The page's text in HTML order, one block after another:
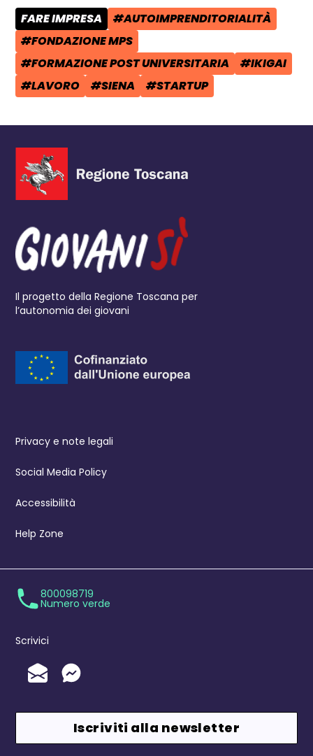
CATEGORIA POST:
FARE IMPRESA TAG:
#AUTOIMPRENDITORIALITÀ
TAG:
#FONDAZIONE MPS
TAG:
#FORMAZIONE POST UNIVERSITARIA TAG:
#IKIGAI
TAG:
#LAVORO TAG:
#SIENA TAG:
#STARTUP
Il progetto della Regione Toscana per
l’autonomia dei giovani
Privacy e note legali
Social Media Policy
Accessibilità
Help Zone
800098719
Numero verde
Scrivici
Invia un'Email
Messenger
Iscriviti alla newsletter